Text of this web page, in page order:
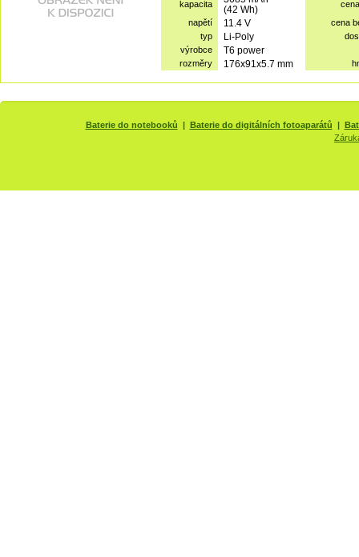
kapacita
(42 Wh)
napětí
11.4 V
cena
typ
Li-Poly
výrobce
T6 power
rozměry 176x91x5.7 mm
Baterie do notebooků | Baterie do digitálních fotoaparátů |